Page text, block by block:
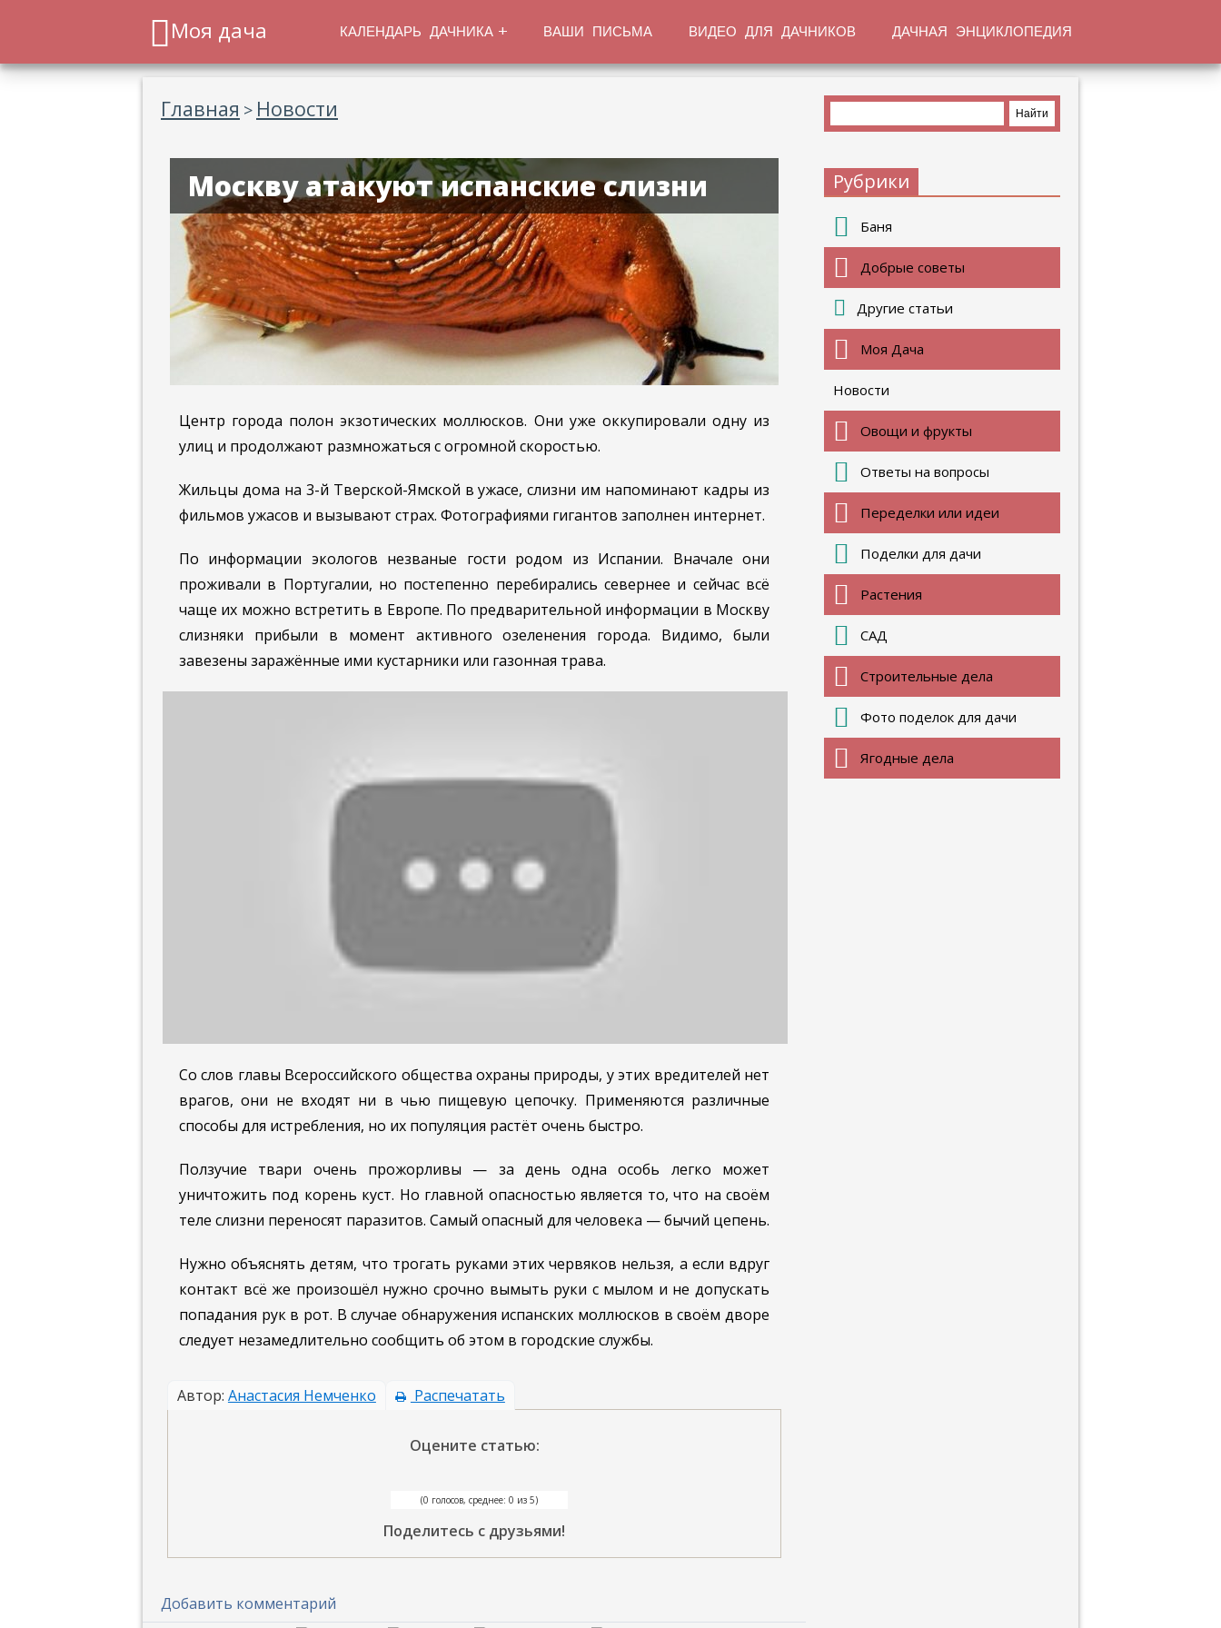
Моя дача КАЛЕНДАРЬ ДАЧНИКА ВАШИ ПИСЬМА ВИДЕО ДЛЯ ДАЧНИКОВ ДАЧНАЯ ЭНЦИКЛОПЕДИЯ
Главная > Новости
Москву атакуют испанские слизни
Центр города полон экзотических моллюсков. Они уже оккупировали одну из
улиц и продолжают размножаться с огромной скоростью.
Жильцы дома на 3-й Тверской-Ямской в ужасе, слизни им напоминают кадры из
фильмов ужасов и вызывают страх. Фотографиями гигантов заполнен интернет.
По информации экологов незваные гости родом из Испании. Вначале они
проживали в Португалии, но постепенно перебирались севернее и сейчас всё
чаще их можно встретить в Европе. По предварительной информации в Москву
слизняки прибыли в момент активного озеленения города. Видимо, были
завезены заражённые ими кустарники или газонная трава.
Со слов главы Всероссийского общества охраны природы, у этих вредителей нет
врагов, они не входят ни в чью пищевую цепочку. Применяются различные
способы для истребления, но их популяция растёт очень быстро.
Ползучие твари очень прожорливы — за день одна особь легко может
уничтожить под корень куст. Но главной опасностью является то, что на своём
теле слизни переносят паразитов. Самый опасный для человека — бычий цепень.
Нужно объяснять детям, что трогать руками этих червяков нельзя, а если вдруг
контакт всё же произошёл нужно срочно вымыть руки с мылом и не допускать
попадания рук в рот. В случае обнаружения испанских моллюсков в своём дворе
следует незамедлительно сообщить об этом в городские службы.
Автор: Анастасия Немченко Распечатать
Оцените статью:
(0 голосов, среднее: 0 из 5)
Поделитесь с друзьями!
Добавить комментарий
Рубрики
Баня
Добрые советы
Другие статьи
Моя Дача
Новости
Овощи и фрукты
Ответы на вопросы
Переделки или идеи
Поделки для дачи
Растения
САД
Строительные дела
Фото поделок для дачи
Ягодные дела